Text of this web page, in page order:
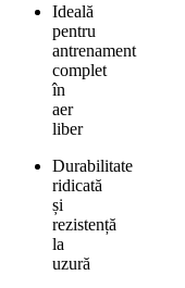
Ideală
pentru
antrenament
complet
în
aer
liber
Durabilitate
ridicată
și
rezistență
la
uzură